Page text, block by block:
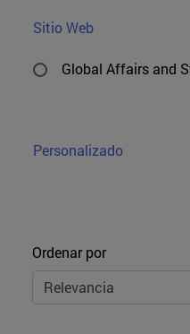
Sitio Web
Global Affairs and
Personalizado
Ordenar
Ordenar por